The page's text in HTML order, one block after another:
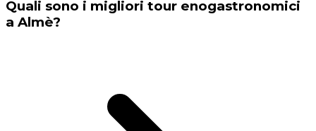
Quali sono i migliori tour enogastronomici
a Almè?